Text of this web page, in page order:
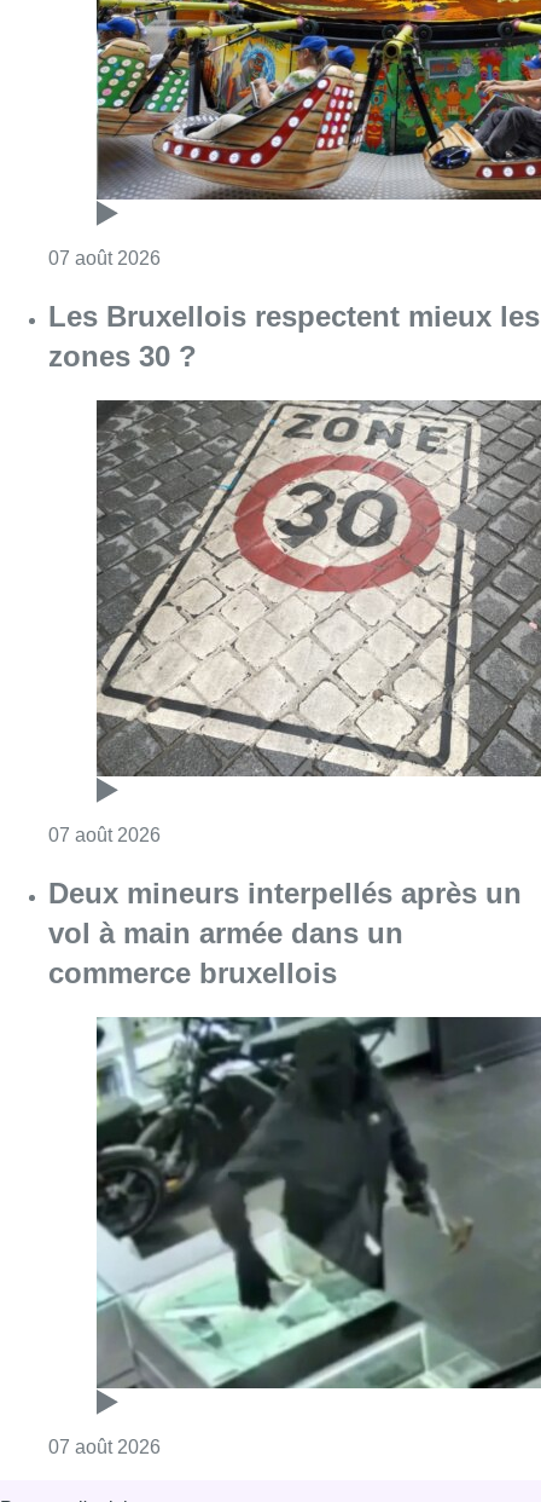
07 août 2026
Les Bruxellois respectent mieux les
zones 30 ?
07 août 2026
Deux mineurs interpellés après un
vol à main armée dans un
commerce bruxellois
07 août 2026